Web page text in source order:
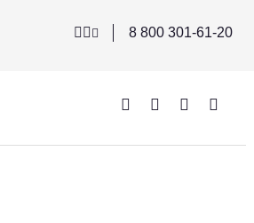
8 800 301-61-20